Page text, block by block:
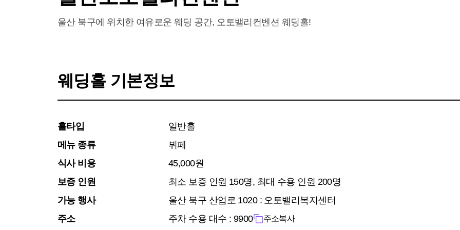
울산 북구에 위치한 여유로운 웨딩 공간, 오토밸리컨벤션 웨딩홀!
웨딩홀 기본정보
홀타입
일반홀
메뉴 종류
뷔페
식사 비용
45,000원
보증 인원
최소 보증 인원 150명, 최대 수용 인원 200명
가능 행사
울산 북구 산업로 1020 : 오토밸리복지센터
주소
주차 수용 대수 : 9900 주소복사